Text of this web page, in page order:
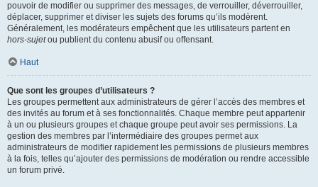
pouvoir de modifier ou supprimer des messages, de verrouiller, déverrouiller,
déplacer, supprimer et diviser les sujets des forums qu’ils modèrent.
Généralement, les modérateurs empêchent que les utilisateurs partent en
hors-sujetou publient du contenu abusif ou offensant.
Haut
Que sont les groupes d’utilisateurs ?
Les groupes permettent aux administrateurs de gérer l’accès des membres et
des invités au forum et à ses fonctionnalités. Chaque membre peut appartenir
à un ou plusieurs groupes et chaque groupe peut avoir ses permissions. La
gestion des membres par l’intermédiaire des groupes permet aux
administrateurs de modifier rapidement les permissions de plusieurs membres
à la fois, telles qu’ajouter des permissions de modération ou rendre accessible
un forum privé.